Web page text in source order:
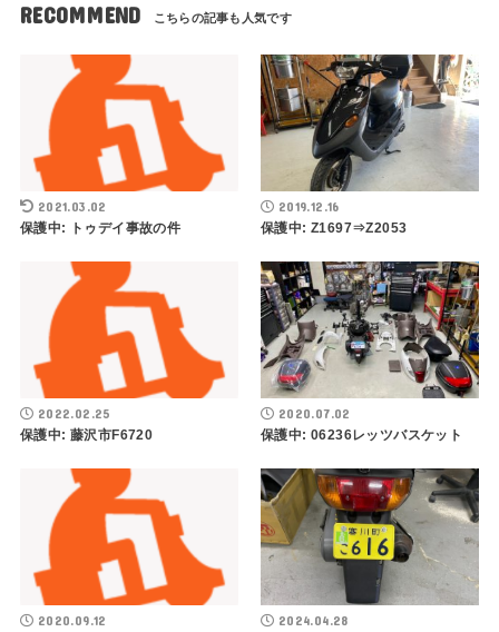
RECOMMEND
2021.03.02
保護中: トゥデイ事故の件
2019.12.16
保護中: Z1697⇒Z2053
2022.02.25
保護中: 藤沢市F6720
2020.07.02
保護中: 06236レッツバスケット
2020.09.12 2024.04.28